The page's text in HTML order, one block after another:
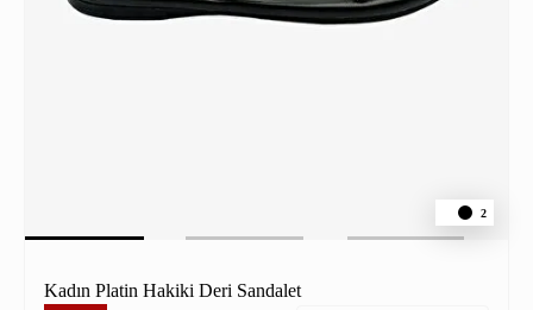
2
Kadın Platin Hakiki Deri Sandalet